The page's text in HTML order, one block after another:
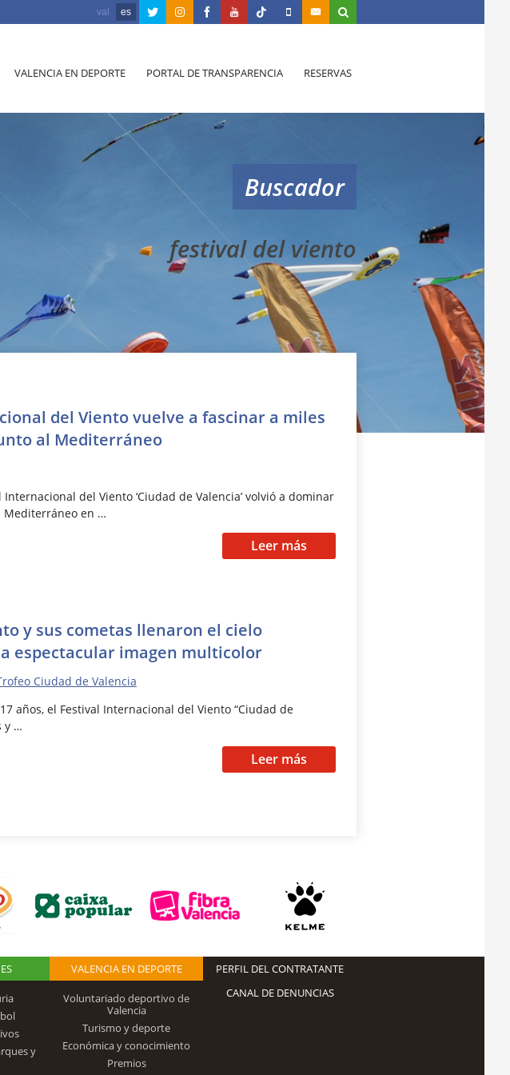
val es
VALENCIA EN DEPORTE PORTAL DE TRANSPARENCIA RESERVAS
Buscador
festival del viento
del Viento vuelve a fascinar a miles
al Mediterráneo
Internacional del Viento ‘Ciudad de Valencia’ volvió a dominar
Mediterráneo en …
Leer más
y sus cometas llenaron el cielo
espectacular imagen multicolor
Ciudad de Valencia
años, el Festival Internacional del Viento “Ciudad de
y …
Leer más
y
VALENCIA EN DEPORTE
Voluntariado deportivo de
Valencia
Turismo y deporte
Económica y conocimiento
Premios
PERFIL DEL CONTRATANTE
CANAL DE DENUNCIAS